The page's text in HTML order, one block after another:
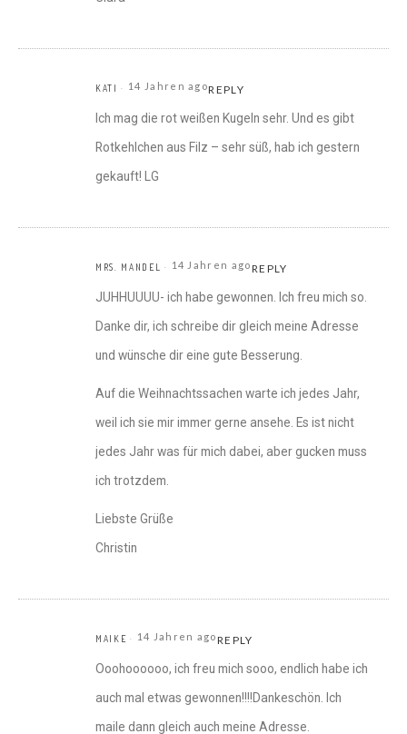
KATI 14 Jahren agoREPLY
Ich mag die rot weißen Kugeln sehr. Und es gibt
Rotkehlchen aus Filz – sehr süß, hab ich gestern
gekauft! LG
MRS. MANDEL 14 Jahren agoREPLY
JUHHUUUU- ich habe gewonnen. Ich freu mich so.
Danke dir, ich schreibe dir gleich meine Adresse
und wünsche dir eine gute Besserung.
Auf die Weihnachtssachen warte ich jedes Jahr,
weil ich sie mir immer gerne ansehe. Es ist nicht
jedes Jahr was für mich dabei, aber gucken muss
ich trotzdem.
Liebste Grüße
Christin
MAIKE 14 Jahren agoREPLY
Ooohoooooo, ich freu mich sooo, endlich habe ich
auch mal etwas gewonnen!!!!Dankeschön. Ich
maile dann gleich auch meine Adresse.